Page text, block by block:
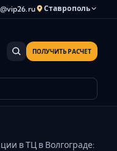
Ставрополь
Анапа
Волгодонск
ПОЛУЧИТЬ РАСЧЕТ
в ТЦ в Волгограде: